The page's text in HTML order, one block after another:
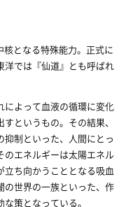
となる特殊能力。正式に
洋では『仙道』とも呼ばれ
によって血液の循環に変化
というもの。その結果、
制といった、人間にとっ
のエネルギーは太陽エネル
立ち向かうこととなる吸血
の世界の一族といった、作
策となっている。